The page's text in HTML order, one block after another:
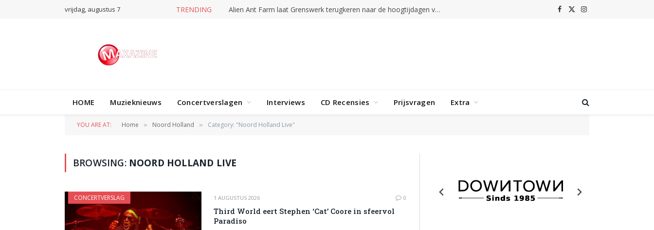
vrijdag, augustus 7 TRENDING Alien Ant Farm laat Grenswerk terugkeren naar de hoogtijdagen van nu-metal Facebook
X
Instagram
HOME Muzieknieuws Concertverslagen Interviews CD Recensies Prijsvragen Extra
YOU ARE AT: Home » Noord Holland » Category: "Noord Holland Live"
BROWSING: NOORD HOLLAND LIVE
CONCERTVERSLAG 1 AUGUSTUS 2026 0
Third World eert Stephen ‘Cat’ Coore in sfeervol
Paradiso